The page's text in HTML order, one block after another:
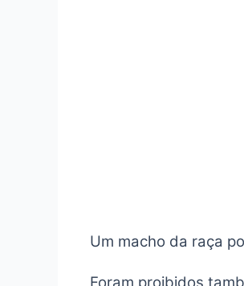
Um macho da raça